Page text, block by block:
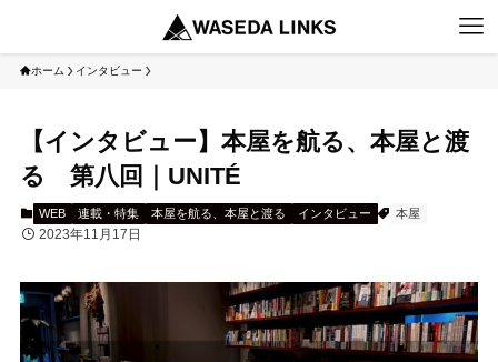
ホーム インタビュー
【インタビュー】本屋を航る、本屋と渡
る 第八回｜UNITÉ
WEB 連載・特集 本屋を航る、本屋と渡る インタビュー 本屋
2023年11月17日